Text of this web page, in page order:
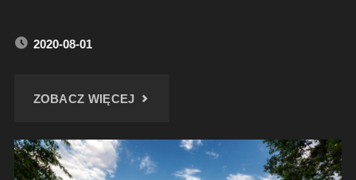
2020-08-01
ZOBACZ WIĘCEJ"ROWEREM
Z
KIELCZY